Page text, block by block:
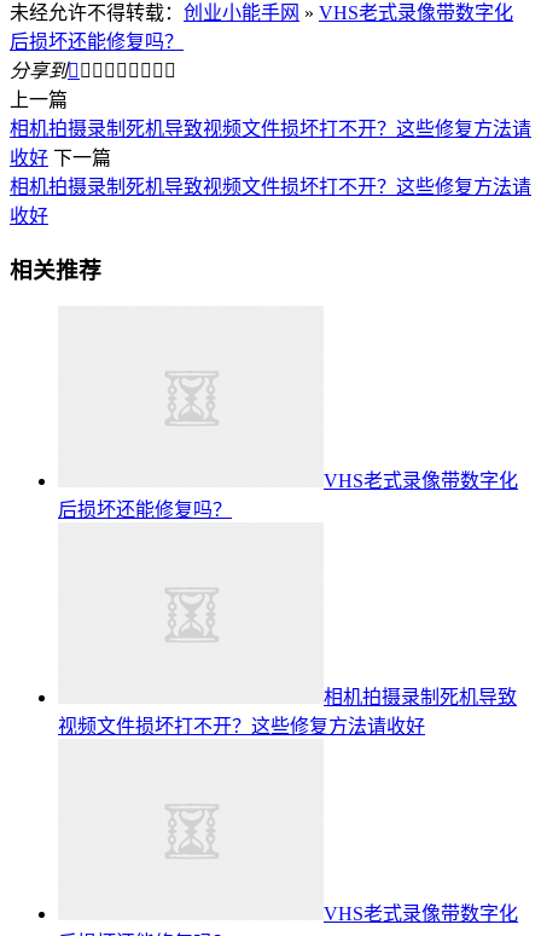
未经允许不得转载： 创业小能手网 » VHS老式录像带数字化
后损坏还能修复吗？
分享到        
上一篇
相机拍摄录制死机导致视频文件损坏打不开？这些修复方法请
收好 下一篇
相机拍摄录制死机导致视频文件损坏打不开？这些修复方法请
收好
相关推荐
VHS老式录像带数字化
后损坏还能修复吗？
相机拍摄录制死机导致
视频文件损坏打不开？这些修复方法请收好
VHS老式录像带数字化